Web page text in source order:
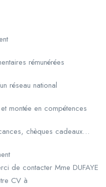
rémunérées
réseau national
montée en compétences
chèques cadeaux…
de contacter Mme DUFAYE
CV à